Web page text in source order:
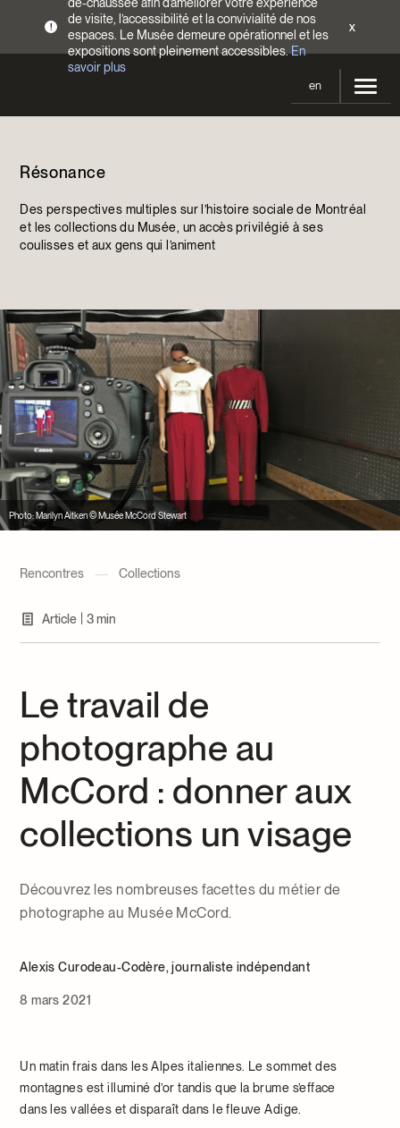
!
de visite, l’accessibilité et la convivialité de nos
espaces. Le Musée demeure opérationnel et les
expositions sont pleinement accessibles.En
savoir plus
x
en
Tarifs
Accès
En cours et à venir
Expositions passées
Activités
Calendrier
Programmation Cultures autochtones
Colloques et symposiums
Groupes
Collections en ligne
EncycloModeQC
Restauration
Centre d’archives et de documentation
Dons et prêts d’objets
Faire un don
Campagne annuelle
Impact de votre don
Façons de donner
Événements
Devenir Membre
Devenir bénévole
Jeune McCord philanthrope
Devenir Membre Billets | Rabais 2 $
Blogue Infolettre
Résonance
Des perspectives multiples sur l’histoire sociale de Montréal
et les collections du Musée, un accès privilégié à ses
coulisses et aux gens qui l’animent
Photo: Marilyn Aitken © Musée McCord Stewart
Rencontres — Collections
Article 3 min
Le travail de
photographe au
McCord : donner aux
collections un visage
Découvrez les nombreuses facettes du métier de
photographe au Musée McCord.
Alexis Curodeau-Codère, journaliste indépendant
8 mars 2021
Un matin frais dans les Alpes italiennes. Le sommet des
montagnes est illuminé d’or tandis que la brume s’efface
dans les vallées et disparaît dans le fleuve Adige.